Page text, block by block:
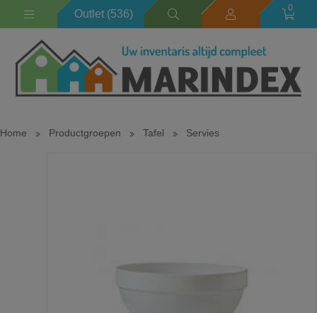
Outlet (536) 0
Home Productgroepen Tafel Servies